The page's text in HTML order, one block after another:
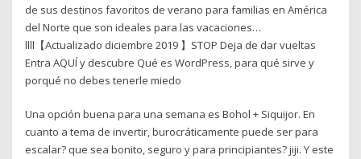
de sus destinos favoritos de verano para familias en América
del Norte que son ideales para las vacaciones…
llll【Actualizado diciembre 2019 】STOP Deja de dar vueltas
Entra AQUÍ y descubre Qué es WordPress, para qué sirve y
porqué no debes tenerle miedo
Una opción buena para una semana es Bohol + Siquijor. En
cuanto a tema de invertir, burocráticamente puede ser para
escalar? que sea bonito, seguro y para principiantes? jiji. Y este